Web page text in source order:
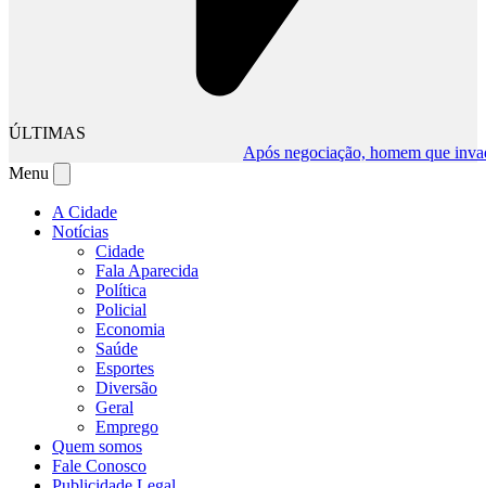
ÚLTIMAS
Após negociação, homem que
Menu
A Cidade
Notícias
Cidade
Fala Aparecida
Política
Policial
Economia
Saúde
Esportes
Diversão
Geral
Emprego
Quem somos
Fale Conosco